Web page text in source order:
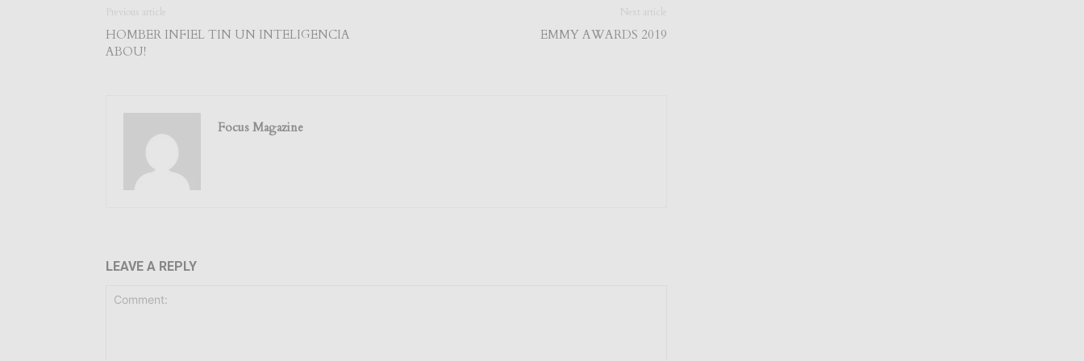
Previous article
HOMBER INFIEL TIN UN INTELIGENCIA
ABOU!
Next article
EMMY AWARDS 2019
Focus Magazine
LEAVE A REPLY